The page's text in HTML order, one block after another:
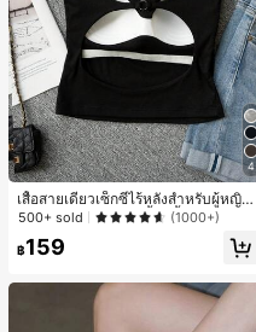
4
เสื้อสายเดี่ยวเซ็กซี่ไร้หลังสำหรับผู้หญิง
พร้อมบราแบบมีฟองน้ำ, เสื้อกล้ามแขน
500+ sold (1000+)
฿159